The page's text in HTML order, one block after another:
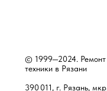
© 1999—2024. Ремонт
техники в Рязани
390 011, г. Рязань,